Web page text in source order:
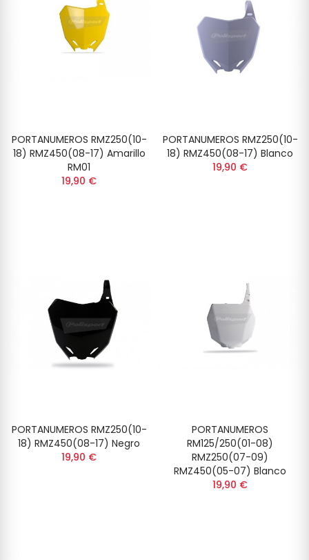
PORTANUMEROS RMZ250(10-
18) RMZ450(08-17) Amarillo
RM01
19,90 €
PORTANUMEROS RMZ250(10-
18) RMZ450(08-17) Blanco
19,90 €
PORTANUMEROS RMZ250(10-
18) RMZ450(08-17) Negro
19,90 €
PORTANUMEROS
RM125/250(01-08)
RMZ250(07-09)
RMZ450(05-07) Blanco
19,90 €